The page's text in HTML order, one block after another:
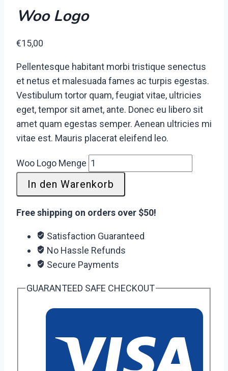
Woo Logo
€15,00
Pellentesque habitant morbi tristique senectus
et netus et malesuada fames ac turpis egestas.
Vestibulum tortor quam, feugiat vitae, ultricies
eget, tempor sit amet, ante. Donec eu libero sit
amet quam egestas semper. Aenean ultricies mi
vitae est. Mauris placerat eleifend leo.
Woo Logo Menge
In den Warenkorb
Free shipping on orders over $50!
Satisfaction Guaranteed
No Hassle Refunds
Secure Payments
GUARANTEED SAFE CHECKOUT